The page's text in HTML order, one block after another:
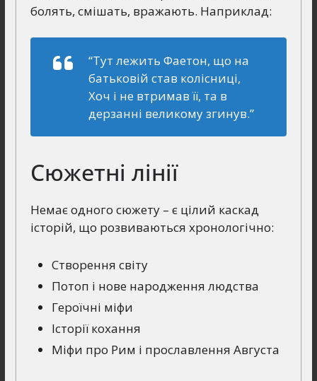
болять, смішать, вражають. Наприклад:
“Тут лежить Фаетон, що на
батьковій став колісниці,
Хоч і не втримав її, та в
дерзанні великому згинув.”
Сюжетні лінії
Немає одного сюжету – є цілий каскад
історій, що розвиваються хронологічно:
Створення світу
Потоп і нове народження людства
Героїчні міфи
Історії кохання
Міфи про Рим і прославлення Августа